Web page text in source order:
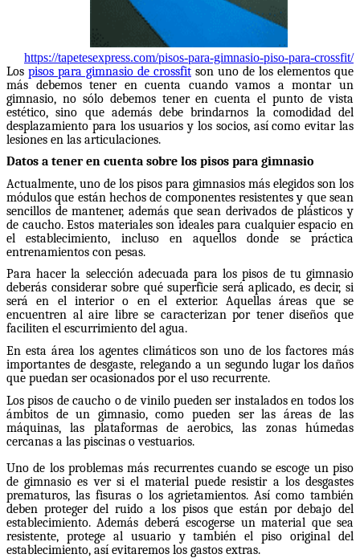
https://tapetesexpress.com/pisos-para-gimnasio-piso-para-crossfit/
Los pisos para gimnasio de crossfit son uno de los elementos que
más debemos tener en cuenta cuando vamos a montar un
gimnasio, no sólo debemos tener en cuenta el punto de vista
estético, sino que además debe brindarnos la comodidad del
desplazamiento para los usuarios y los socios, así como evitar las
lesiones en las articulaciones.
Datos a tener en cuenta sobre los pisos para gimnasio
Actualmente, uno de los pisos para gimnasios más elegidos son los
módulos que están hechos de componentes resistentes y que sean
sencillos de mantener, además que sean derivados de plásticos y
de caucho. Estos materiales son ideales para cualquier espacio en
el establecimiento, incluso en aquellos donde se práctica
entrenamientos con pesas.
Para hacer la selección adecuada para los pisos de tu gimnasio
deberás considerar sobre qué superficie será aplicado, es decir, si
será en el interior o en el exterior. Aquellas áreas que se
encuentren al aire libre se caracterizan por tener diseños que
faciliten el escurrimiento del agua.
En esta área los agentes climáticos son uno de los factores más
importantes de desgaste, relegando a un segundo lugar los daños
que puedan ser ocasionados por el uso recurrente.
Los pisos de caucho o de vinilo pueden ser instalados en todos los
ámbitos de un gimnasio, como pueden ser las áreas de las
máquinas, las plataformas de aerobics, las zonas húmedas
cercanas a las piscinas o vestuarios.
Uno de los problemas más recurrentes cuando se escoge un piso
de gimnasio es ver si el material puede resistir a los desgastes
prematuros, las fisuras o los agrietamientos. Así como también
deben proteger del ruido a los pisos que están por debajo del
establecimiento. Además deberá escogerse un material que sea
resistente, protege al usuario y también el piso original del
establecimiento, así evitaremos los gastos extras.